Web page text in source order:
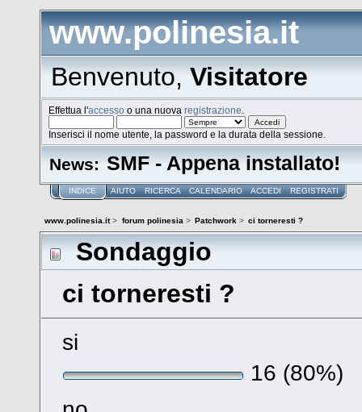
www.polinesia.it
Benvenuto,Visitatore
Effettua l'accesso o una nuovaregistrazione
Inserisci il nome utente, la password e la durata della sessione.
News: SMF - Appena installato!
INDICE AIUTO RICERCA CALENDARIO ACCEDI REGISTRATI
www.polinesia.it> forum polinesia> Patchwork> ci torneresti ?
Sondaggio
ci torneresti ?
si
16 (80%)